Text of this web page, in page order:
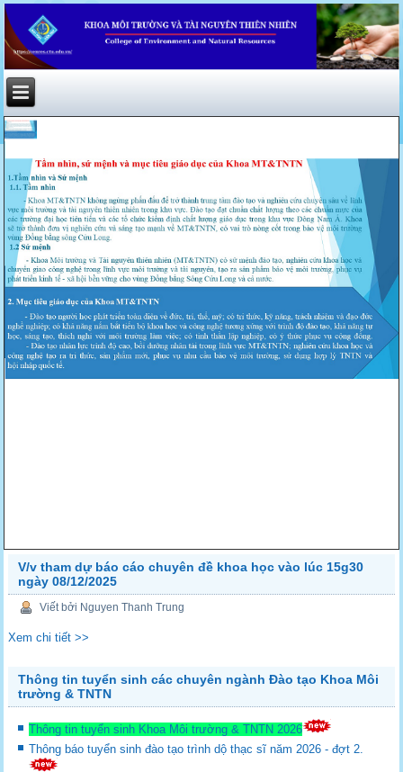
V/v tham dự báo cáo chuyên đề khoa học vào lúc 15g30
ngày 08/12/2025
Viết bởi Nguyen Thanh Trung
Xem chi tiết >>
Thông tin tuyển sinh các chuyên ngành Đào tạo Khoa Môi
trường & TNTN
Thông tin tuyển sinh Khoa Môi trường & TNTN 2026
Thông báo tuyển sinh đào tạo trình dộ thạc sĩ năm 2026 - đợt 2.